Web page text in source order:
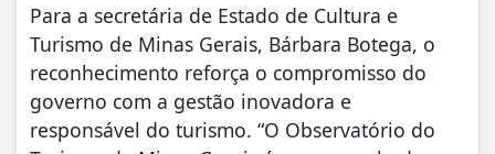
Para a secretária de Estado de Cultura e
Turismo de Minas Gerais, Bárbara Botega, o
reconhecimento reforça o compromisso do
governo com a gestão inovadora e
responsável do turismo. “O Observatório do